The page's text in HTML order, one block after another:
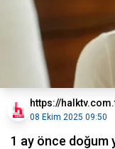
https://
08 Ekim 2025 09:50
1 ay önce doğum